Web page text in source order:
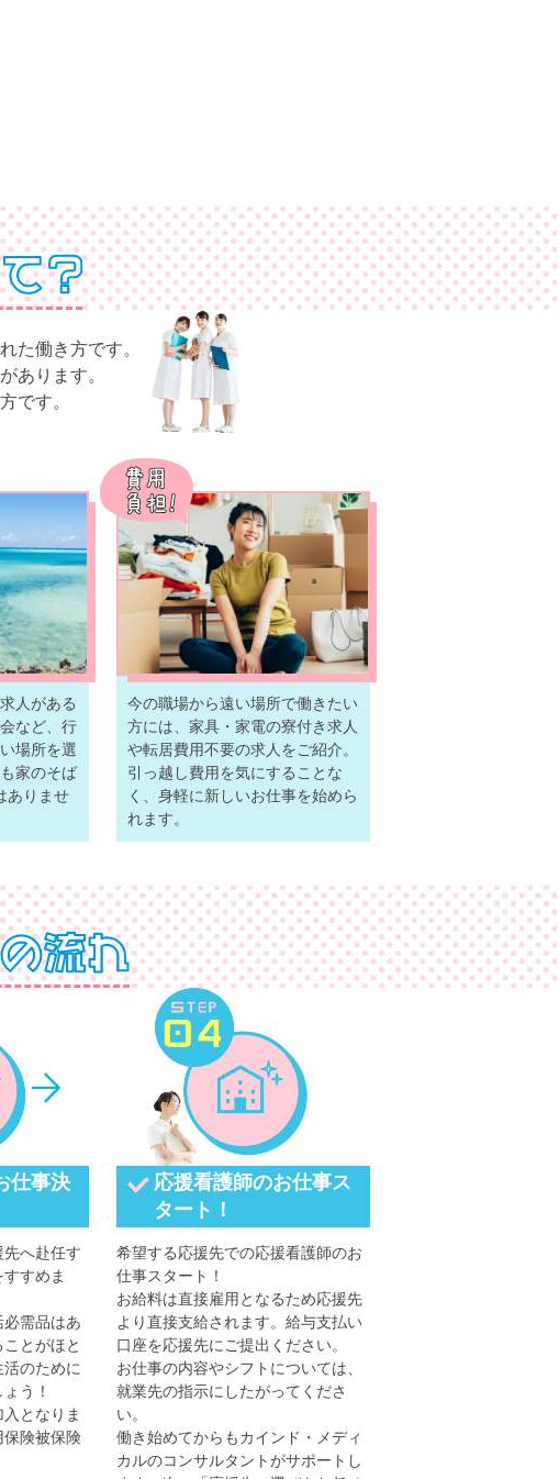
た働き方です。
あります。
です。
人がある
など、行
場所を選
家のそば
ありませ
今の職場から遠い場所で働きたい
方には、家具・家電の寮付き求人
や転居費用不要の求人をご紹介。
引っ越し費用を気にすることな
く、身軽に新しいお仕事を始めら
れます。
仕事決
へ赴任す
すめま
需品はあ
とがほと
のために
う！
となりま
険被保険
応援看護師のお仕事ス
タート！
希望する応援先での応援看護師のお
仕事スタート！
お給料は直接雇用となるため応援先
より直接支給されます。給与支払い
口座を応援先にご提出ください。
お仕事の内容やシフトについては、
就業先の指示にしたがってくださ
い。
働き始めてからもカインド・メディ
カルのコンサルタントがサポートし